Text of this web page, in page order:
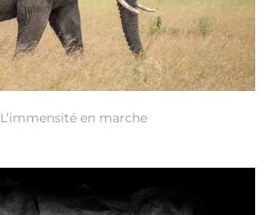
L’immensité en marche